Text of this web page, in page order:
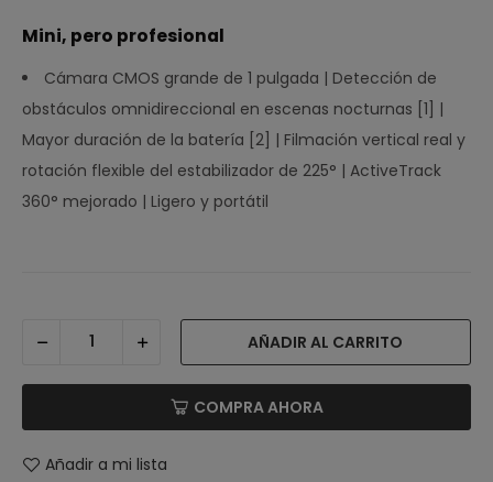
Mini, pero profesional
Cámara CMOS grande de 1 pulgada | Detección de
obstáculos omnidireccional en escenas nocturnas [1] |
Mayor duración de la batería [2] | Filmación vertical real y
rotación flexible del estabilizador de 225° | ActiveTrack
360° mejorado | Ligero y portátil
AÑADIR AL CARRITO
COMPRA AHORA
Añadir a mi lista